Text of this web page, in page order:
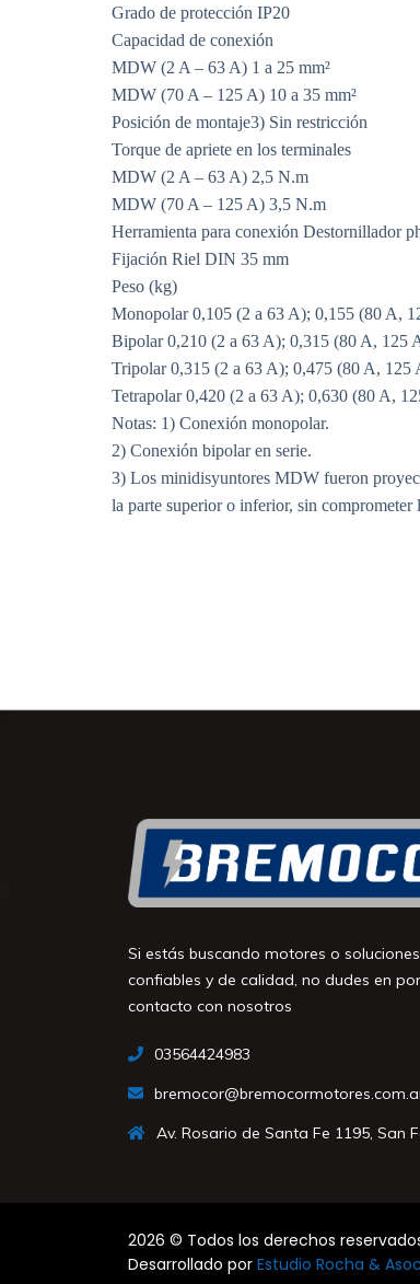
Grado de protección IP20
Capacidad de conexión
MDW (2 A – 63 A) 1 a 25 mm²
MDW (70 A – 125 A) 10 a 35 mm²
Posición de montaje3) Sin restricción
Torque de apriete en los terminales
MDW (2 A – 63 A) 2,5 N.m
MDW (70 A – 125 A) 3,5 N.m
Herramienta para conexión Destornillador
Fijación Riel DIN 35 mm
Peso (kg)
Monopolar 0,105 (2 a 63 A); 0,155 (80 A,
Bipolar 0,210 (2 a 63 A); 0,315 (80 A, 125
Tripolar 0,315 (2 a 63 A); 0,475 (80 A, 125
Tetrapolar 0,420 (2 a 63 A); 0,630 (80 A,
Notas: 1) Conexión monopolar.
2) Conexión bipolar en serie.
3) Los minidisyuntores MDW fueron
la parte superior o inferior, sin comprometer
Si estás buscando motores o
confiables y de calidad, no dudes en
contacto con nosotros
03564424983
Av. Rosario de Santa Fe 1195, San
2026 © Todos los derechos
Desarrollado por Estudio Rocha &